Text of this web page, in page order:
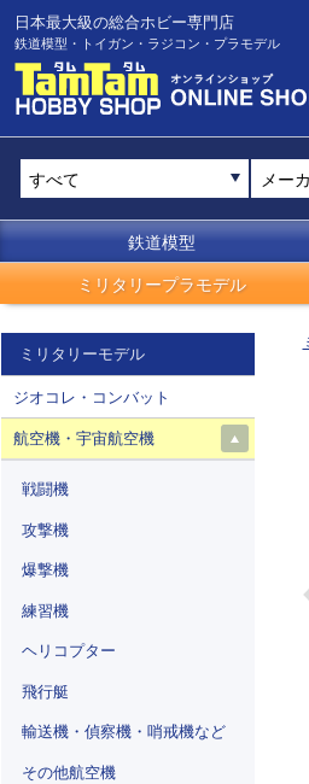
日本最大級の総合ホビー専門店
鉄道模型・トイガン・ラジコン・プラモデル
メー
鉄道模型
ミリタリープラモデル
ミリタリーモデル
ジオコレ・コンバット
航空機・宇宙航空機
戦闘機
攻撃機
爆撃機
練習機
ヘリコプター
飛行艇
輸送機・偵察機・哨戒機など
その他航空機